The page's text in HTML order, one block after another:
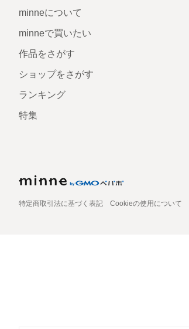
minneについて
minneで買いたい
作品をさがす
ショップをさがす
ランキング
特集
特定商取引法に基づく表記 Cookieの使用について